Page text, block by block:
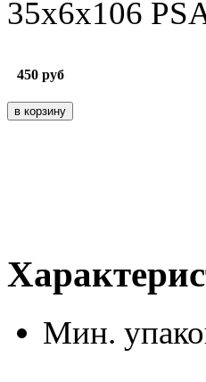
35x6x106
450 руб
Мин.